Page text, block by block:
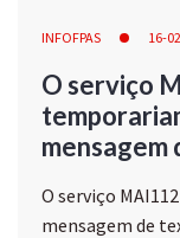
INFOFPAS 16-
O serviço
mensagem
O serviço
mensagem de